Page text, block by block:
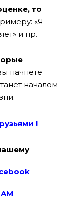
то
«Я
и пр.
начнете
началом
!